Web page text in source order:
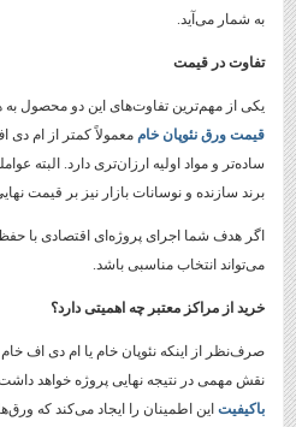
به شمار می‌آید.
تفاوت در قیمت
یکی از مهم‌ترین تفاوت‌های این دو محصول به
قیمت ورق نئوپان خام معمولاً کمتر از ام دی
ساده‌تر و مواد اولیه ارزان‌تری دارد. البته
برند سازنده و نوسانات بازار نیز بر قیمت
اگر هدف شما اجرای پروژه‌ای اقتصادی با
می‌تواند انتخاب مناسبی باشد.
خرید از مراکز معتبر چه اهمیتی دارد؟
صرف‌نظر از اینکه نئوپان خام یا ام دی اف
نقش مهمی در نتیجه نهایی پروژه خواهد
باکیفیت این اطمینان را ایجاد می‌کند که